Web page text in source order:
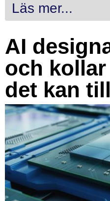
Läs mer...
AI
och
det kan